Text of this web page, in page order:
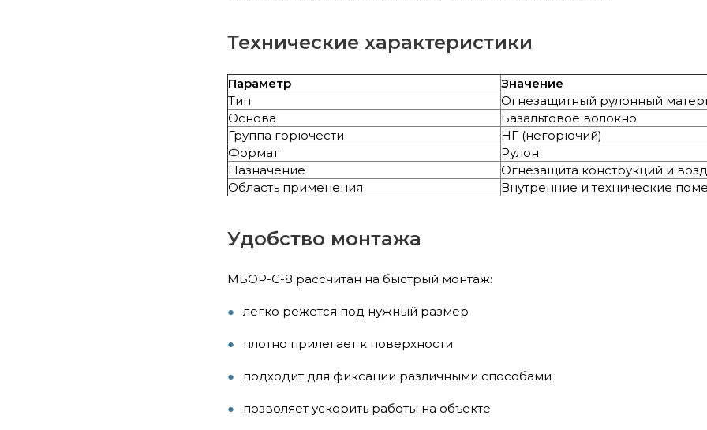
Технические характеристики
Параметр
Значение
Тип
Огнезащитный рулонный
Основа
Базальтовое волокно
Группа горючести
НГ (негорючий)
Формат
Рулон
Назначение
Огнезащита конструкций и
Область применения
Внутренние и технические
Удобство монтажа
МБОР-С-8 рассчитан на быстрый монтаж:
легко режется под нужный размер
плотно прилегает к поверхности
подходит для фиксации различными способами
позволяет ускорить работы на объекте